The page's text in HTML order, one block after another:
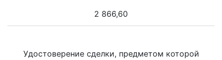
2 866,60
Удостоверение сделки, предметом которой